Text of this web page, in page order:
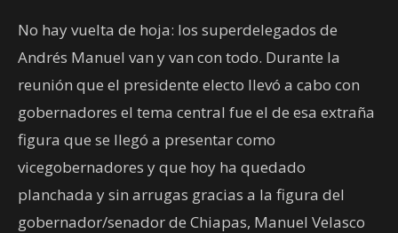
No hay vuelta de hoja: los superdelegados de
Andrés Manuel van y van con todo. Durante la
reunión que el presidente electo llevó a cabo con
gobernadores el tema central fue el de esa extraña
figura que se llegó a presentar como
vicegobernadores y que hoy ha quedado
planchada y sin arrugas gracias a la figura del
gobernador/senador de Chiapas, Manuel Velasco